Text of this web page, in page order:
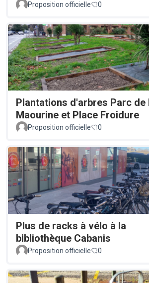
Proposition officielle 0
Plantations d'arbres Parc de
Maourine et Place Froidure
Proposition officielle 0
Plus de racks à vélo à la
bibliothèque Cabanis
Proposition officielle 0